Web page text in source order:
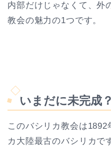
内部だけじゃなくて、外
教会の魅力の1つです。
いまだに未完成？
このバシリカ教会は1892
カ大陸最古のバシリカで